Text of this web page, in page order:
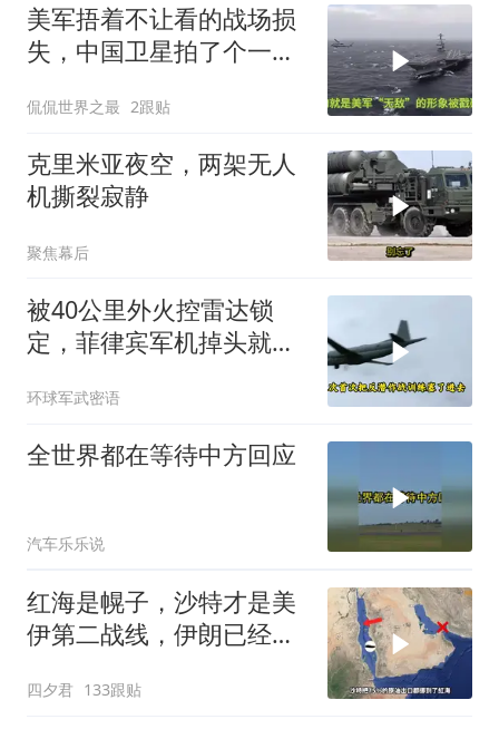
美军捂着不让看的战场损
失，中国卫星拍了个一清
侃侃世界之最 2跟贴
克里米亚夜空，两架无人
机撕裂寂静
聚焦幕后
被40公里外火控雷达锁
定，菲律宾军机掉头就
场
环球军武密语
全世界都在等待中方回应
汽车乐乐说
红海是幌子，沙特才是美
伊第二战线，伊朗已经输
四夕君 133跟贴